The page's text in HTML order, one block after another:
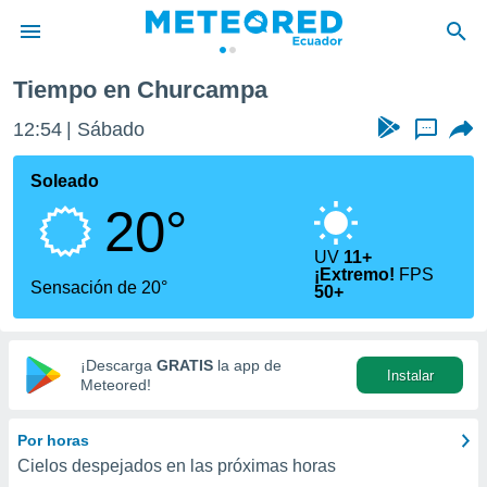
de
ha
calidad.
a este
las
y
basada
Tiempo en Churcampa
12:54 Sábado ...
Soleado
20°
Sensación de 20°
UV 11+
¡Extremo! FPS
50+
¡Descarga GRATIS la app de
Meteored!
Instalar
Por horas
Cielos despejados en las próximas horas